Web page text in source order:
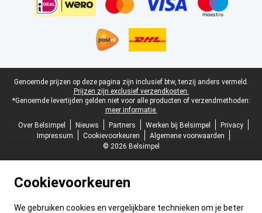
Juridische voettekst
Genoemde prijzen op deze pagina zijn inclusief btw, tenzij anders vermeld.
Prijzen zijn exclusief verzendkosten.
*Genoemde levertijden gelden niet voor alle producten of verzendmethoden:
meer informatie.
Over Belsimpel
Nieuws Partners Werken bij Belsimpel
Privacy
Impressum
Cookievoorkeuren
Algemene voorwaarden
© 2026 Belsimpel
Cookievoorkeuren
We gebruiken cookies en vergelijkbare technieken om je beter